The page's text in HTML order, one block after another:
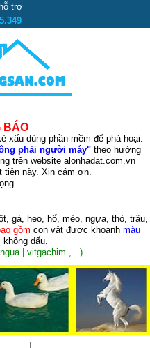
trợ
BÁO
xấu dùng phần mềm để phá hoại.
phải người máy"theo hướng
trên website alonhadat.com.vn
tiện này. Xin cám ơn.
gà, heo, hổ, mèo, ngựa, thỏ, trâu,
gồm con vật được khoanh màu
dấu.
| vitgachim ,...)